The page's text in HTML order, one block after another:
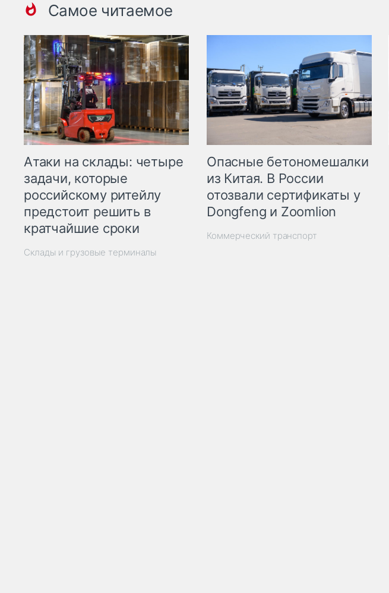
Самое читаемое
Атаки на склады: четыре
задачи, которые
российскому ритейлу
предстоит решить в
кратчайшие сроки
Склады и грузовые терминалы
Опасные бетономешалки
из Китая. В России
отозвали сертификаты у
Dongfeng и Zoomlion
Коммерческий транспорт